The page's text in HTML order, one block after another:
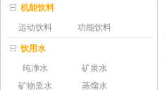
机能饮料
运动饮料
功能饮料
饮用水
纯净水
矿泉水
矿物质水
蒸馏水